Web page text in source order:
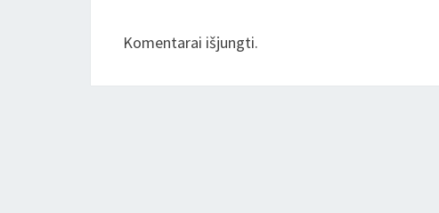
Komentarai išjungti.